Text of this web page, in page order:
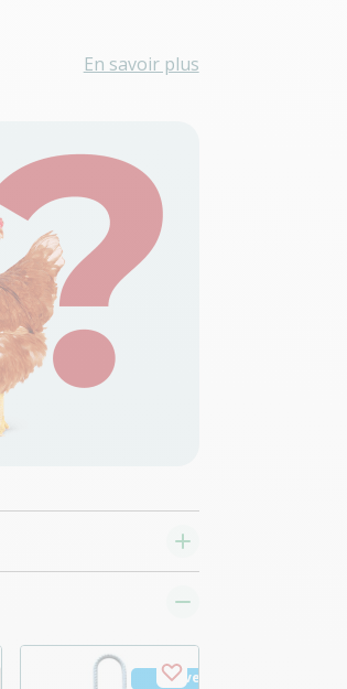
En savoir plus
Nouveau